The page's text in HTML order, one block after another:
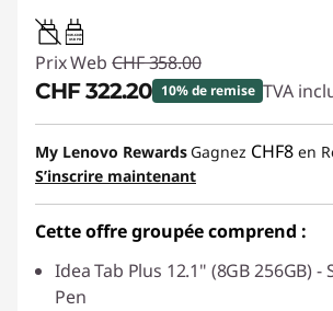
20W-60W
USB PD
Prix Web CHF 358.00
CHF 322.20 10% de remise TVA
Bons de réduction en ligne :-CHF
Code de réduction :
My Lenovo Rewards Gagnez CHF8 en
S’inscrire maintenant
Cette offre groupée comprend :
Idea Tab Plus 12.1" (8GB 256GB) -
Pen